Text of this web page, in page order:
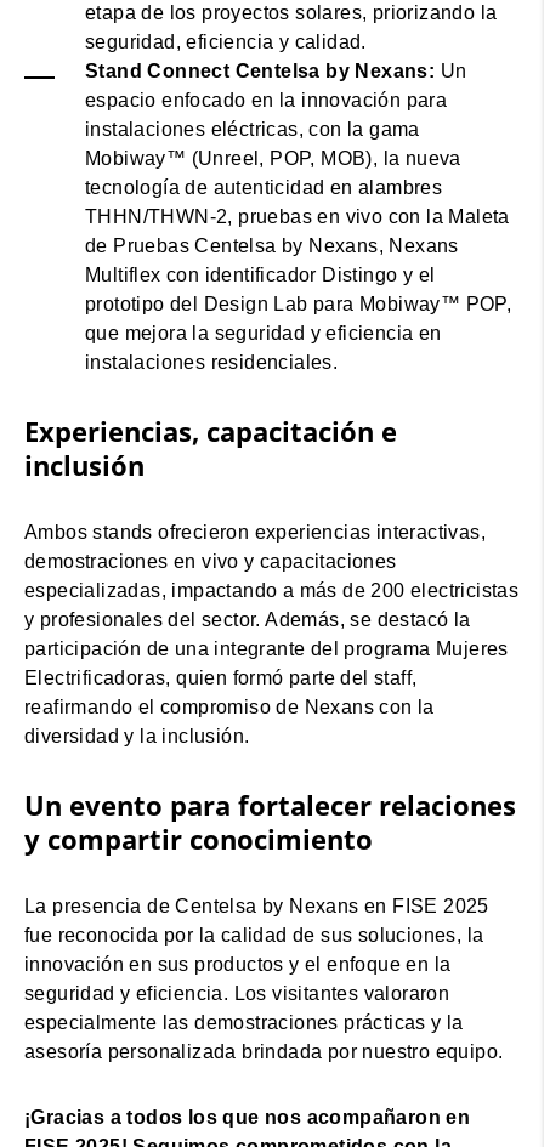
etapa de los proyectos solares, priorizando la
seguridad, eficiencia y calidad.
Stand Connect Centelsa by Nexans: Un
espacio enfocado en la innovación para
instalaciones eléctricas, con la gama
Mobiway™ (Unreel, POP, MOB), la nueva
tecnología de autenticidad en alambres
THHN/THWN-2, pruebas en vivo con la Maleta
de Pruebas Centelsa by Nexans, Nexans
Multiflex con identificador Distingo y el
prototipo del Design Lab para Mobiway™ POP,
que mejora la seguridad y eficiencia en
instalaciones residenciales.
Experiencias, capacitación e
inclusión
Ambos stands ofrecieron experiencias interactivas,
demostraciones en vivo y capacitaciones
especializadas, impactando a más de 200 electricistas
y profesionales del sector. Además, se destacó la
participación de una integrante del programa Mujeres
Electrificadoras, quien formó parte del staff,
reafirmando el compromiso de Nexans con la
diversidad y la inclusión.
Un evento para fortalecer relaciones
y compartir conocimiento
La presencia de Centelsa by Nexans en FISE 2025
fue reconocida por la calidad de sus soluciones, la
innovación en sus productos y el enfoque en la
seguridad y eficiencia. Los visitantes valoraron
especialmente las demostraciones prácticas y la
asesoría personalizada brindada por nuestro equipo.
¡Gracias a todos los que nos acompañaron en